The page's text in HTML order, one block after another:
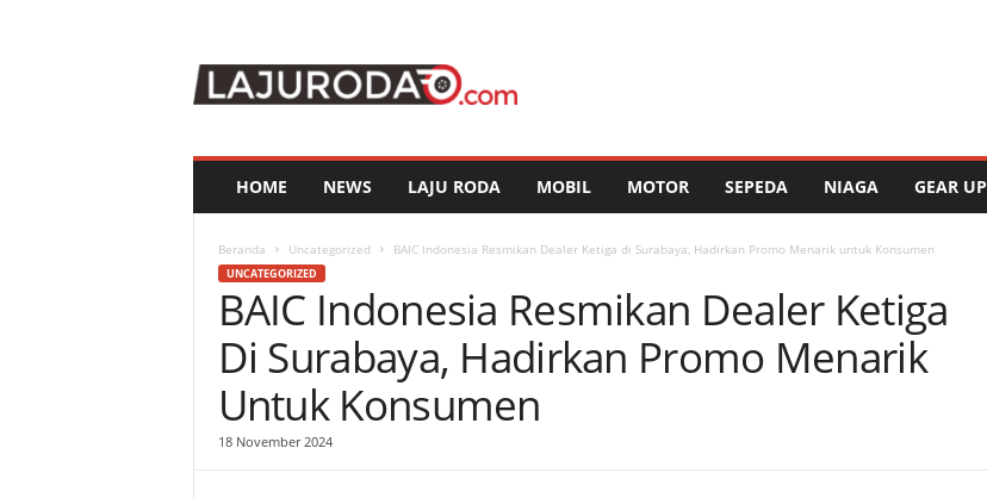
u
HOME NEWS LAJU RODA MOBIL MOTOR SEPEDA NIAGA GEAR UP
Beranda Uncategorized BAIC Indonesia Resmikan Dealer Ketiga di Surabaya, Hadirkan Promo Menarik untuk Konsumen
UNCATEGORIZED
BAIC Indonesia Resmikan Dealer Ketiga
Di Surabaya, Hadirkan Promo Menarik
Untuk Konsumen
18 November 2024